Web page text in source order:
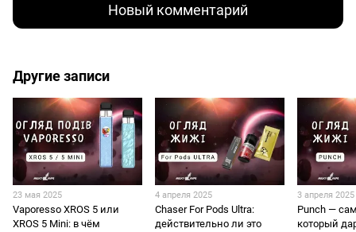
Новый комментарий
Другие записи
23 мая 2025
Vaporesso XROS 5 или
XROS 5 Mini: в чём
4 апреля 2025
Chaser For Pods Ultra:
действительно ли это
3 апреля 2025
Punch —
который